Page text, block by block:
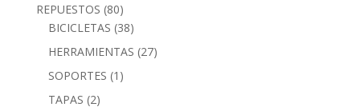
REPUESTOS (80)
BICICLETAS (38)
HERRAMIENTAS (27)
SOPORTES (1)
TAPAS (2)